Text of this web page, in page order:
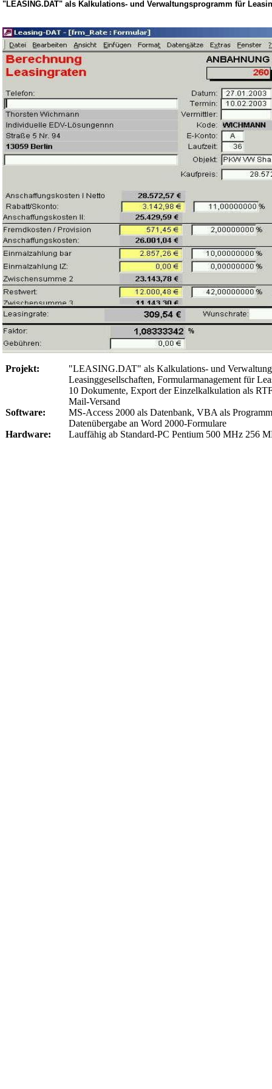
"LEASING.DAT" als Kalkulations- und Verwaltungsprogramm für
Projekt:
"LEASING.DAT" als Kalkulations- und
Leasinggesellschaften, Formularmanagement für
10 Dokumente, Export der Einzelkalkulation als
Mail-Versand
Software:
MS-Access 2000 als Datenbank, VBA als
Datenübergabe an Word 2000-Formulare
Hardware:
Lauffähig ab Standard-PC Pentium 500 MHz 256